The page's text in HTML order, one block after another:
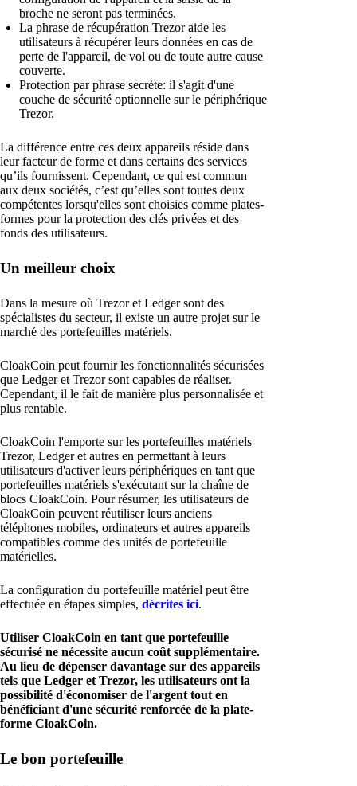
broche ne seront pas terminées.
La phrase de récupération Trezor aide les
utilisateurs à récupérer leurs données en cas de
perte de l'appareil, de vol ou de toute autre cause
couverte.
Protection par phrase secrète: il s'agit d'une
couche de sécurité optionnelle sur le périphérique
Trezor.
La différence entre ces deux appareils réside dans
leur facteur de forme et dans certains des services
qu’ils fournissent. Cependant, ce qui est commun
aux deux sociétés, c’est qu’elles sont toutes deux
compétentes lorsqu'elles sont choisies comme plates-
formes pour la protection des clés privées et des
fonds des utilisateurs.
Un meilleur choix
Dans la mesure où Trezor et Ledger sont des
spécialistes du secteur, il existe un autre projet sur le
marché des portefeuilles matériels.
CloakCoin peut fournir les fonctionnalités sécurisées
que Ledger et Trezor sont capables de réaliser.
Cependant, il le fait de manière plus personnalisée et
plus rentable.
CloakCoin l'emporte sur les portefeuilles matériels
Trezor, Ledger et autres en permettant à leurs
utilisateurs d'activer leurs périphériques en tant que
portefeuilles matériels s'exécutant sur la chaîne de
blocs CloakCoin. Pour résumer, les utilisateurs de
CloakCoin peuvent réutiliser leurs anciens
téléphones mobiles, ordinateurs et autres appareils
compatibles comme des unités de portefeuille
matérielles.
La configuration du portefeuille matériel peut être
effectuée en étapes simples, décrites ici.
Utiliser CloakCoin en tant que portefeuille
sécurisé ne nécessite aucun coût supplémentaire.
Au lieu de dépenser davantage sur des appareils
tels que Ledger et Trezor, les utilisateurs ont la
possibilité d'économiser de l'argent tout en
bénéficiant d'une sécurité renforcée de la plate-
forme CloakCoin.
Le bon portefeuille